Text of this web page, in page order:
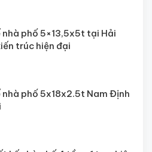
nhà phố 5×13,5x5t tại Hải
trúc hiện đại
nhà phố 5x18x2.5t Nam Định